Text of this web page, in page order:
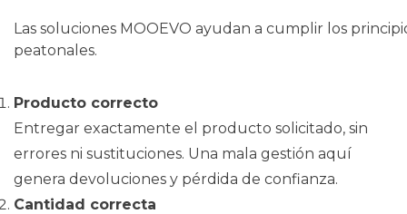
Las soluciones MOOEVO ayudan a cumplir los
peatonales.
Producto correcto
Entregar exactamente el producto solicitado, sin
errores ni sustituciones. Una mala gestión aquí
genera devoluciones y pérdida de confianza.
Cantidad correcta